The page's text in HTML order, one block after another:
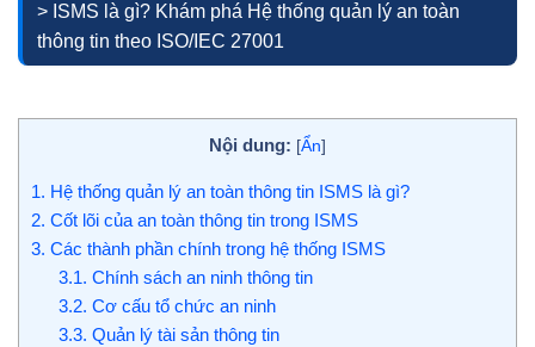
> ISMS là gì? Khám phá Hệ thống quản lý an toàn
thông tin theo ISO/IEC 27001
Nội dung: [Ẩn]
1. Hệ thống quản lý an toàn thông tin ISMS là gì?
2. Cốt lõi của an toàn thông tin trong ISMS
3. Các thành phần chính trong hệ thống ISMS
3.1. Chính sách an ninh thông tin
3.2. Cơ cấu tổ chức an ninh
3.3. Quản lý tài sản thông tin